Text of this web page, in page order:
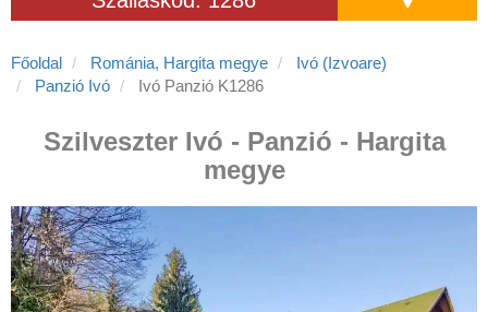
Főoldal Románia, Hargita megye
Ivó (Izvoare)
Panzió Ivó
Ivó Panzió K1286
Szilveszter Ivó - Panzió - Hargita
megye